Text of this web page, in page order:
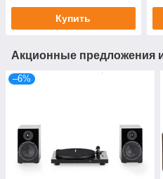
Купить
Акционные предложения
–6%